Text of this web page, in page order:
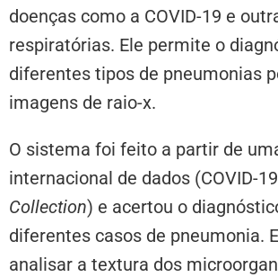
doenças como a COVID-19 e
respiratórias. Ele permite o
diferentes tipos de pneumonias
imagens de raio-x.
O sistema foi feito a partir de
internacional de dados (COVID-19
Collection) e acertou o
diferentes casos de pneumonia.
analisar a textura dos